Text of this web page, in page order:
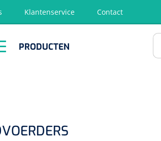
Klantenservice Contact
PRODUCTEN